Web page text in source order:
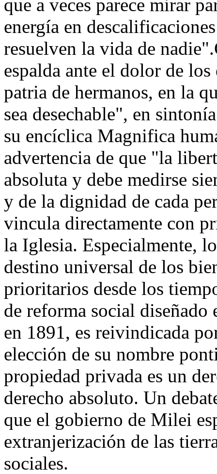
que a veces parece mirar
energía en
resuelven la vida de
espalda ante el dolor de
patria de hermanos, en la
sea desechable", en
su encíclica Magnifica
advertencia de que "la
absoluta y debe medirse
y de la dignidad de cada
vincula directamente con
la Iglesia. Especialmente,
destino universal de los
prioritarios desde los
de reforma social
en 1891, es reivindicada
elección de su nombre
propiedad privada es un
derecho absoluto. Un
que el gobierno de Milei
extranjerización de las
sociales.